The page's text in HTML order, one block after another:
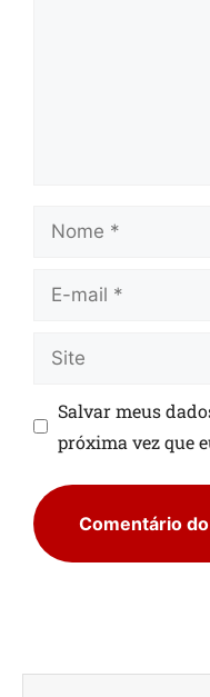
Salvar meus
próxima vez que